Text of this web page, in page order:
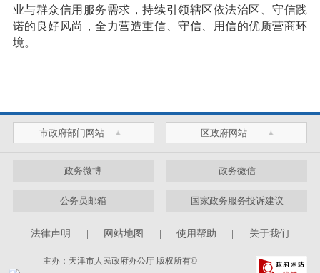
业与群众信用服务需求，持续引领辖区依法治区、守信践
诺的良好风尚，全力营造重信、守信、用信的优质营商环
境。
市政府部门网站 区政府网站
政务微博 政务微信
公务员邮箱 国家政务服务投诉建议
法律声明 | 网站地图 | 使用帮助 | 关于我们
主办：天津市人民政府办公厅 版权所有©